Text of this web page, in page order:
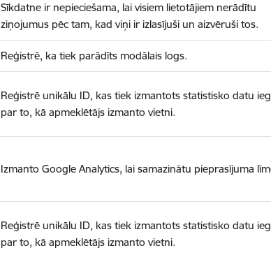
Sīkdatne ir nepieciešama, lai visiem lietotājiem nerādītu
ziņojumus pēc tam, kad viņi ir izlasījuši un aizvēruši tos.
Reģistrē, ka tiek parādīts modālais logs.
Reģistrē unikālu ID, kas tiek izmantots statistisko datu
par to, kā apmeklētājs izmanto vietni.
Izmanto Google Analytics, lai samazinātu pieprasījuma
Reģistrē unikālu ID, kas tiek izmantots statistisko datu
par to, kā apmeklētājs izmanto vietni.